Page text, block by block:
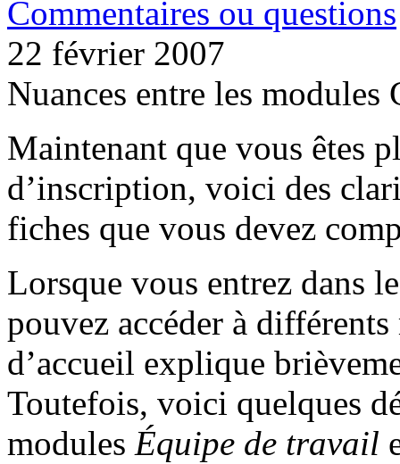
Commentaires ou questions
22 février 2007
Nuances entre les
Maintenant que vous êtes
d’inscription, voici des
fiches que vous devez
Lorsque vous entrez dans
pouvez accéder à
d’accueil explique
Toutefois, voici quelques
modules Équipe de travail